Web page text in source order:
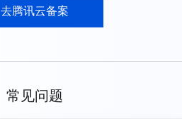
去腾讯云备案
常见问题